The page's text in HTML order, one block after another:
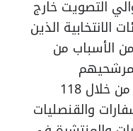
التصويت خارج
الانتخابية الذين
الأسباب من
وممارسة حقهم الانتخابي، وذلك من خلال 118
والقنصليات